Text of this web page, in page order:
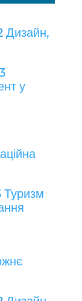
Дизайн,
у
Туризм